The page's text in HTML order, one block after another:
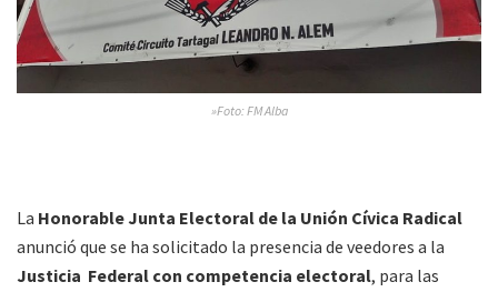
»Foto: FM Alba
La Honorable Junta Electoral de la Unión Cívica Radical
anunció que se ha solicitado la presencia de veedores a la
Justicia Federal con competencia electoral, para las